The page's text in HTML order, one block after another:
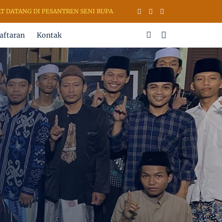
DI PESANTREN SENI RUPA & KALIGRAFI AL QURAN (PSKQ
Kontak